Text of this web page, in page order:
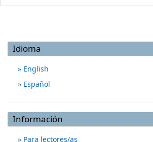
Idioma
English
Español
Información
Para lectores/as